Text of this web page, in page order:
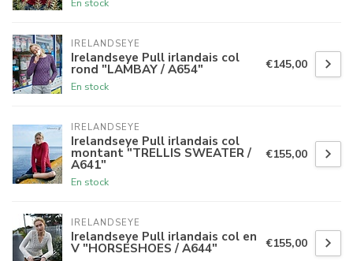
En stock
IRELANDSEYE
Irelandseye Pull irlandais col
rond "LAMBAY / A654"
En stock
€145,00
IRELANDSEYE
Irelandseye Pull irlandais col
montant "TRELLIS SWEATER /
A641"
En stock
€155,00
IRELANDSEYE
Irelandseye Pull irlandais col en
V "HORSESHOES / A644" €155,00